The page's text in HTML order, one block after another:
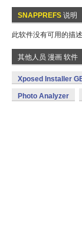
SNAPPREFS 说明
此软件没有可用的描
其他人员 漫画 软件
Xposed Installer
Photo Analyzer